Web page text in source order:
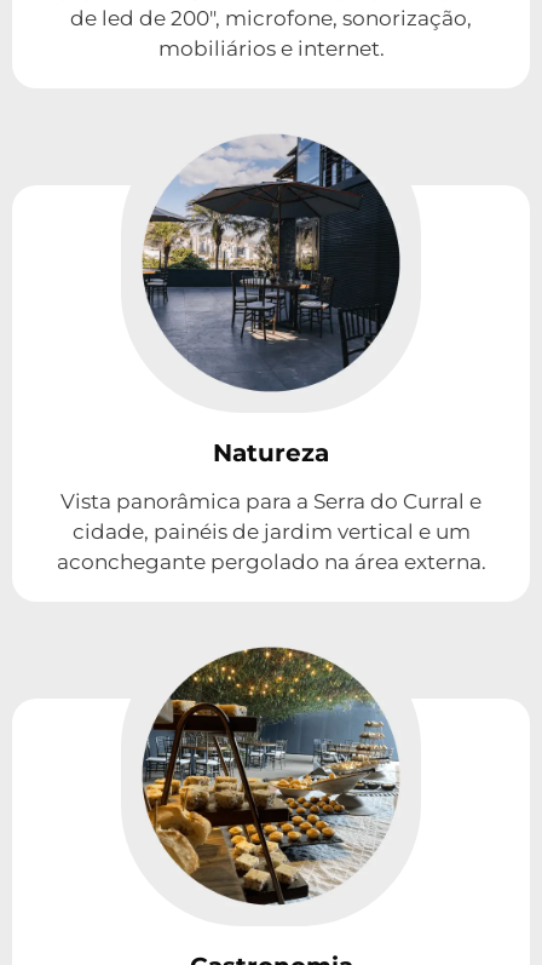
de led de 200", microfone, sonorização,
mobiliários e internet.
Natureza
Vista panorâmica para a Serra do Curral e
cidade, painéis de jardim vertical e um
aconchegante pergolado na área externa.